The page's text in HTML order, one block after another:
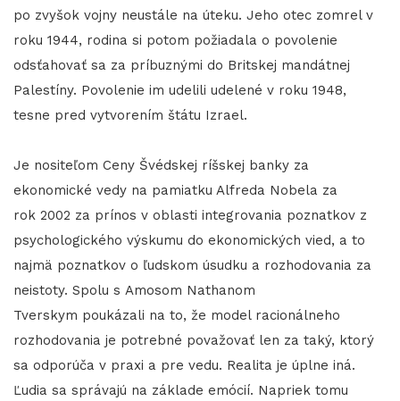
po zvyšok vojny neustále na úteku. Jeho otec zomrel v
roku 1944, rodina si potom požiadala o povolenie
odsťahovať sa za príbuznými do Britskej mandátnej
Palestíny. Povolenie im udelili udelené v roku 1948,
tesne pred vytvorením štátu Izrael.
Je nositeľom Ceny Švédskej ríšskej banky za
ekonomické vedy na pamiatku Alfreda Nobela za
rok 2002 za prínos v oblasti integrovania poznatkov z
psychologického výskumu do ekonomických vied, a to
najmä poznatkov o ľudskom úsudku a rozhodovania za
neistoty. Spolu s Amosom Nathanom
Tverskym poukázali na to, že model racionálneho
rozhodovania je potrebné považovať len za taký, ktorý
sa odporúča v praxi a pre vedu. Realita je úplne iná.
Ľudia sa správajú na základe emócií. Napriek tomu